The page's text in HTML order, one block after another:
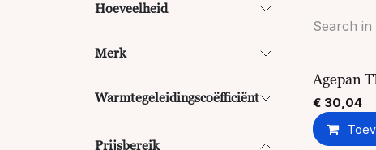
Hoeveelheid
Merk
Warmtegeleidingscoëfficiënt
Prijsbereik
Agepan
€ 30,04